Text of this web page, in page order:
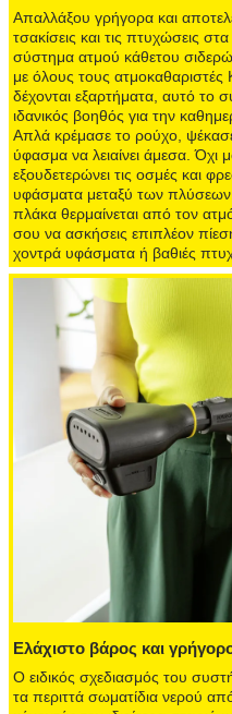
Απαλλάξου γρήγορα και
τσακίσεις και τις πτυχώσεις
σύστημα ατμού κάθετου
με όλους τους
δέχονται εξαρτήματα, αυτό το
ιδανικός βοηθός για την
Απλά κρέμασε το ρούχο,
ύφασμα να λειαίνει άμεσα. Όχι
εξουδετερώνει τις οσμές και
υφάσματα μεταξύ των
πλάκα θερμαίνεται από τον
σου να ασκήσεις επιπλέον
χοντρά υφάσματα ή βαθιές
Ελάχιστο βάρος και
Ο ειδικός σχεδιασμός του
τα περιττά σωματίδια νερού